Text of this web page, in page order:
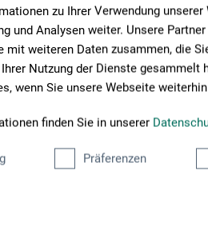
zu Ihrer Verwendung
und Analysen weiter. Unsere
mit weiteren Daten zusammen, die
Nutzung der Dienste gesammelt
wenn Sie unsere Webseite
finden Sie in unserer
Präferenzen
+ logistics